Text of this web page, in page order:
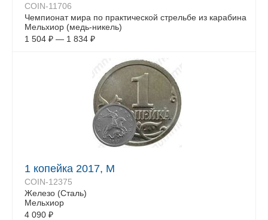
COIN-11706
Чемпионат мира по практической стрельбе из карабина
Мельхиор (медь-никель)
1 504 ₽ — 1 834 ₽
1 копейка 2017, М
COIN-12375
Железо (Сталь)
Мельхиор
4 090 ₽